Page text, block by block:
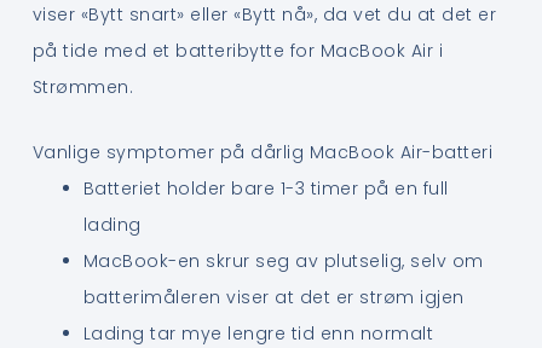
viser «Bytt snart» eller «Bytt nå», da vet du at det er
på tide med et batteribytte for MacBook Air i
Strømmen.
Vanlige symptomer på dårlig MacBook Air-batteri
Batteriet holder bare 1-3 timer på en full
lading
MacBook-en skrur seg av plutselig, selv om
batterimåleren viser at det er strøm igjen
Lading tar mye lengre tid enn normalt